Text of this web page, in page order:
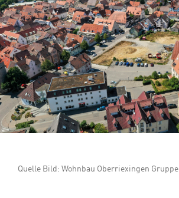
Quelle Bild: Wohnbau Oberriexingen Gruppe